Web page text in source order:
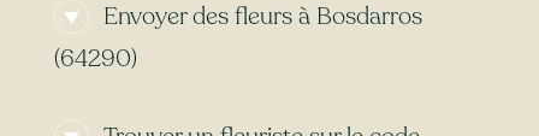
à Bosdarros (64290) ou unfleuriste ouvert
en ce moment
trouvez en quelques clics un fleuriste ouvert
dimanche et le lundi.
Envoyer des fleurs à Bosdarros
(64290)